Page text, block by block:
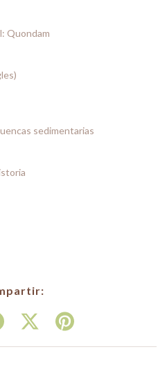
Quondam
sedimentarias